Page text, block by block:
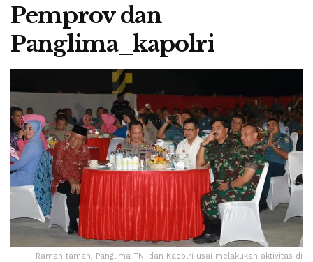
Pemprov dan
Panglima_kapolri
Ramah tamah, Panglima TNI dan Kapolri usai melakukan aktivitas di